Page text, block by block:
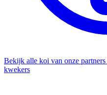
Bekijk alle koi van onze partners
kwekers